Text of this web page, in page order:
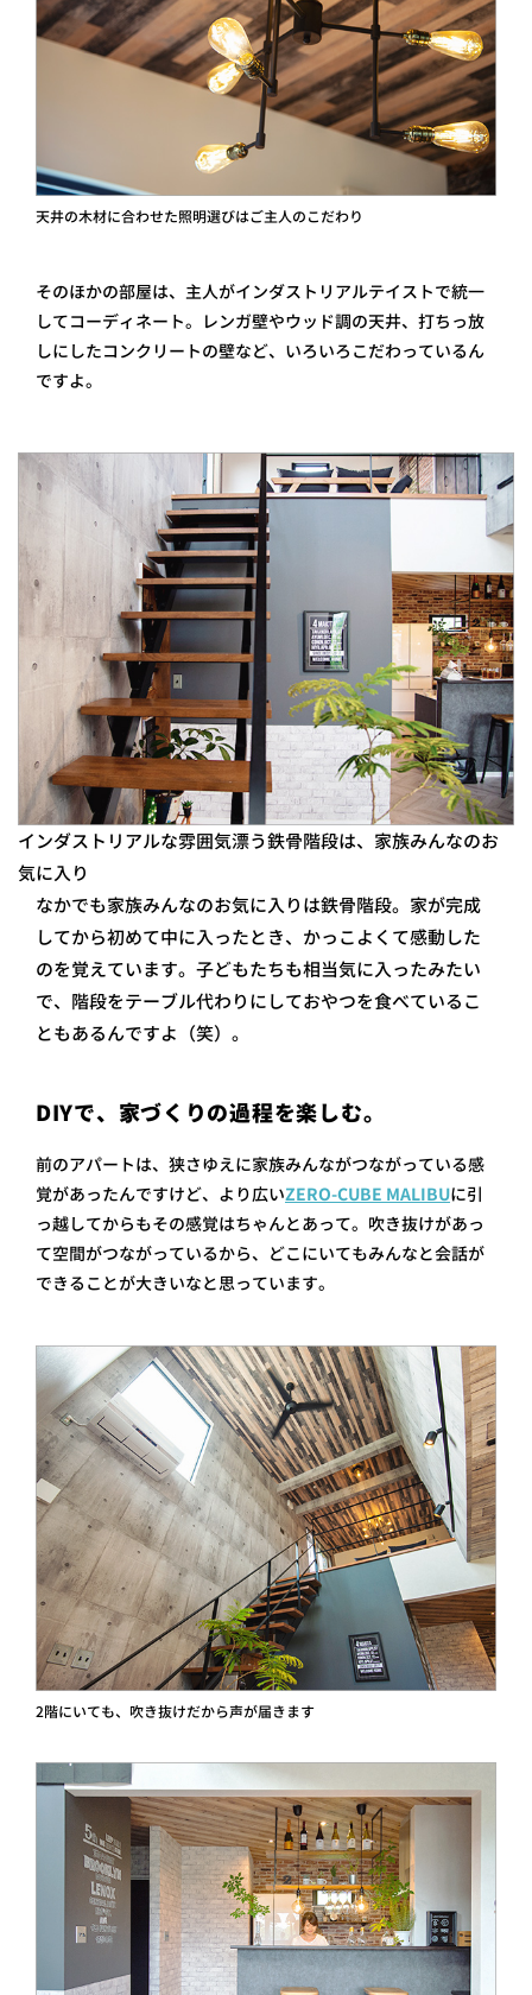
天井の木材に合わせた照明選びはご主人のこだわり
そのほかの部屋は、主人がインダストリアルテイストで統一
してコーディネート。レンガ壁やウッド調の天井、打ちっ放
しにしたコンクリートの壁など、いろいろこだわっているん
ですよ。
インダストリアルな雰囲気漂う鉄骨階段は、家族みんなのお
気に入り
なかでも家族みんなのお気に入りは鉄骨階段。家が完成
してから初めて中に入ったとき、かっこよくて感動した
のを覚えています。子どもたちも相当気に入ったみたい
で、階段をテーブル代わりにしておやつを食べているこ
ともあるんですよ（笑）。
DIYで、家づくりの過程を楽しむ。
前のアパートは、狭さゆえに家族みんながつながっている感
覚があったんですけど、より広いZERO-CUBE MALIBUに引
っ越してからもその感覚はちゃんとあって。吹き抜けがあっ
て空間がつながっているから、どこにいてもみんなと会話が
できることが大きいなと思っています。
2階にいても、吹き抜けだから声が届きます